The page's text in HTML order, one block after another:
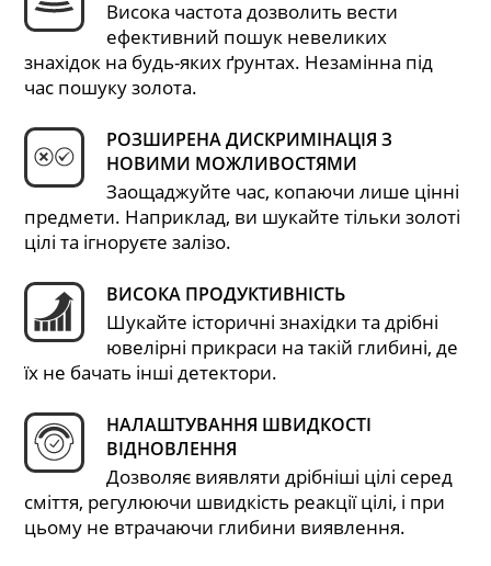
Висока частота дозволить вести
ефективний пошук невеликих
знахідок на будь-яких ґрунтах. Незамінна під
час пошуку золота.
РОЗШИРЕНА ДИСКРИМІНАЦІЯ З
НОВИМИ МОЖЛИВОСТЯМИ
Заощаджуйте час, копаючи лише цінні
предмети. Наприклад, ви шукайте тільки золоті
цілі та ігноруєте залізо.
ВИСОКА ПРОДУКТИВНІСТЬ
Шукайте історичні знахідки та дрібні
ювелірні прикраси на такій глибині, де
їх не бачать інші детектори.
НАЛАШТУВАННЯ ШВИДКОСТІ
ВІДНОВЛЕННЯ
Дозволяє виявляти дрібніші цілі серед
сміття, регулюючи швидкість реакції цілі, і при
цьому не втрачаючи глибини виявлення.